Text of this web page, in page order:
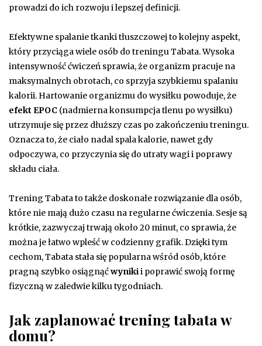
prowadzi do ich rozwoju i lepszej definicji.
Efektywne spalanie tkanki tłuszczowej to kolejny aspekt,
który przyciąga wiele osób do treningu Tabata. Wysoka
intensywność ćwiczeń sprawia, że organizm pracuje na
maksymalnych obrotach, co sprzyja szybkiemu spalaniu
kalorii. Hartowanie organizmu do wysiłku powoduje, że
efekt EPOC (nadmierna konsumpcja tlenu po wysiłku)
utrzymuje się przez dłuższy czas po zakończeniu treningu.
Oznacza to, że ciało nadal spala kalorie, nawet gdy
odpoczywa, co przyczynia się do utraty wagi i poprawy
składu ciała.
Trening Tabata to także doskonałe rozwiązanie dla osób,
które nie mają dużo czasu na regularne ćwiczenia. Sesje są
krótkie, zazwyczaj trwają około 20 minut, co sprawia, że
można je łatwo wpleść w codzienny grafik. Dzięki tym
cechom, Tabata stała się popularna wśród osób, które
pragną szybko osiągnąćwynikii poprawić swoją formę
fizyczną w zaledwie kilku tygodniach.
Jak zaplanować trening tabata w
domu?